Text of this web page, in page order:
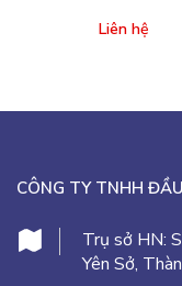
Liên hệ
CÔNG TY TNHH
Trụ sở HN:
Yên Sở,